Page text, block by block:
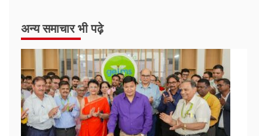
अन्य समाचार भी पढ़े